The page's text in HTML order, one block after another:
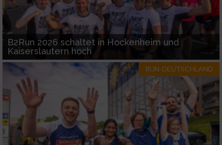
B2Run 2026 schaltet in Hockenheim und
Kaiserslautern hoch
RUN-DEUTSCHLAND